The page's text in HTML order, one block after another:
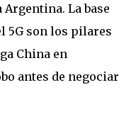
La base
5G son los pilares
China en
antes de negociar